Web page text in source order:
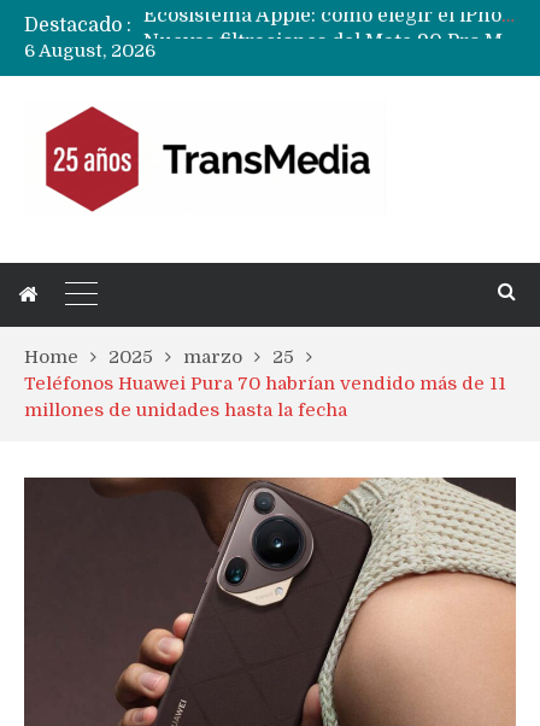
Destacado :
Nuevas filtraciones del Mate 90 Pro Max apuntan a potenciar las cámaras y pantalla OLED doble capa
6 August, 2026
Home 2025 marzo
25
Teléfonos Huawei Pura 70 habrían vendido más de 11
millones de unidades hasta la fecha